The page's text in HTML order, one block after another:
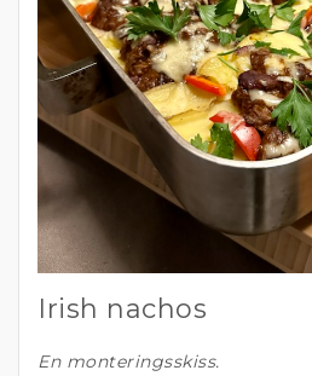
Irish nachos
En monteringsskiss.